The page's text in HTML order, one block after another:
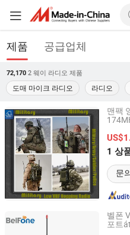
제품 공급업체
72,170 2 웨이 라디오 제품
도매 마이크 라디오 라디오
맨팩
1 상
문
Guangzhou Comart
Guangdong, China
벨폰
포트
Fujian Belfone